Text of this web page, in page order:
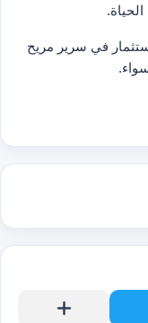
في سرير مريح